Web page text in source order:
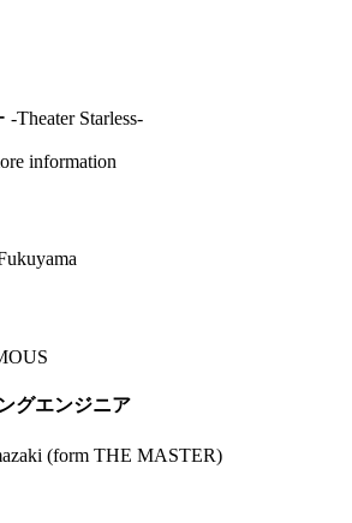
Theater Starless-
グエンジニア
(form THE MASTER)